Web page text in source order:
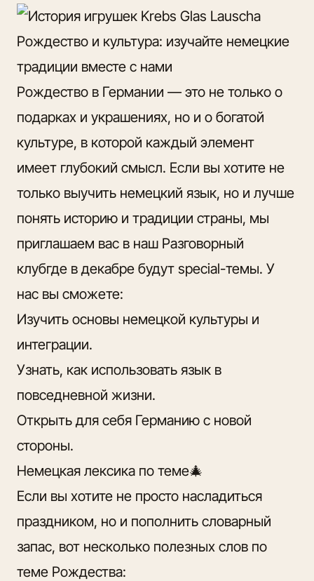
Рождество и культура: изучайте немецкие
традиции вместе с нами
Рождество в Германии — это не только о
подарках и украшениях, но и о богатой
культуре, в которой каждый элемент
имеет глубокий смысл. Если вы хотите не
только выучить немецкий язык, но и лучше
понять историю и традиции страны, мы
приглашаем вас в наш Разговорный
клубгде в декабре будут special-темы. У
нас вы сможете:
Изучить основы немецкой культуры и
интеграции.
Узнать, как использовать язык в
повседневной жизни.
Открыть для себя Германию с новой
стороны.
Немецкая лексика по теме🎄
Если вы хотите не просто насладиться
праздником, но и пополнить словарный
запас, вот несколько полезных слов по
теме Рождества: